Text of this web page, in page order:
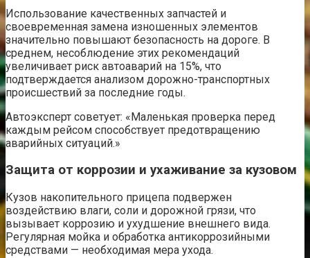
Использование качественных запчастей и
своевременная замена изношенных элементов
значительно повышают безопасность на дороге. В
среднем, несоблюдение этих рекомендаций
увеличивает риск автоаварий на 15%, что
подтверждается анализом дорожно-транспортных
происшествий за последние годы.
Автоэксперт советует: «Маленькая проверка перед
каждым рейсом способствует предотвращению
аварийных ситуаций.»
Защита от коррозии и ухаживание за кузовом
Кузов накопительного прицепа подвержен
воздействию влаги, соли и дорожной грязи, что
вызывает коррозию и ухудшение внешнего вида.
Регулярная мойка и обработка антикоррозийными
средствами — необходимая мера ухода.